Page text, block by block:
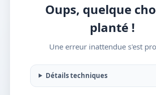
Oups, quelque
planté !
Une erreur inattendue s'est
Détails techniques